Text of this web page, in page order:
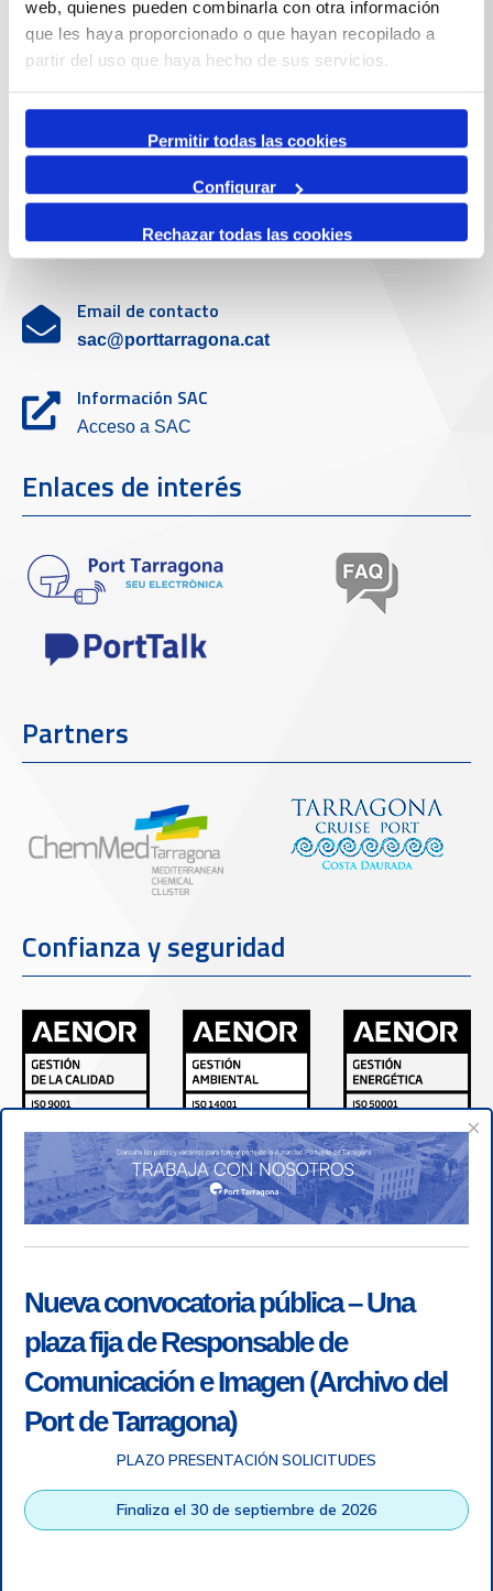
web, quienes pueden combinarla con otra información
que les haya proporcionado o que hayan recopilado a
partir del uso que haya hecho de sus servicios.
Permitir todas las cookies
Configurar
Rechazar todas las cookies
Emergencias
(+34) 900 229 900
Servicio de atención al cliente
Teléfono de contacto
Email de contacto
sac@porttarragona.cat
Información SAC
Acceso a SAC
Enlaces de interés
Partners
Confianza y seguridad
grabación telefónica
| SGSI |
Login
Autoridad Portuaria de Tarragona © Todos los derechos
×
Nueva convocatoria pública – Una
plaza fija de Responsable de
Comunicación e Imagen (Archivo del
Port de Tarragona)
PLAZO PRESENTACIÓN SOLICITUDES
Finaliza el 30 de septiembre de 2026